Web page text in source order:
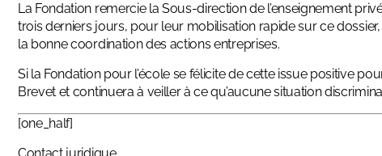
La Fondation remercie la Sous-direction de l’enseignement
trois derniers jours, pour leur mobilisation rapide sur ce
la bonne coordination des actions entreprises.
Si la Fondation pour l’école se félicite de cette issue positive
Brevet et continuera à veiller à ce qu’aucune situation
[one_half]